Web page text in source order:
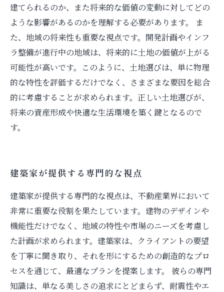
建てられるのか、また将来的な価値の変動に対してどの
ような影響があるのかを理解する必要があります。 ま
た、地域の将来性も重要な視点です。開発計画やインフ
ラ整備が進行中の地域は、将来的に土地の価値が上がる
可能性が高いです。このように、土地選びは、単に物理
的な特性を評価するだけでなく、さまざまな要因を総合
的に考慮することが求められます。正しい土地選びが、
将来の資産形成や快適な生活環境を築く鍵となるので
す。
建築家が提供する専門的な視点
建築家が提供する専門的な視点は、不動産業界において
非常に重要な役割を果たしています。建物のデザインや
機能性だけでなく、地域の特性や市場のニーズを考慮し
た計画が求められます。建築家は、クライアントの要望
を丁寧に聞き取り、それを形にするための創造的なプロ
セスを通じて、最適なプランを提案します。 彼らの専門
知識は、単なる美しさの追求にとどまらず、耐震性やエ